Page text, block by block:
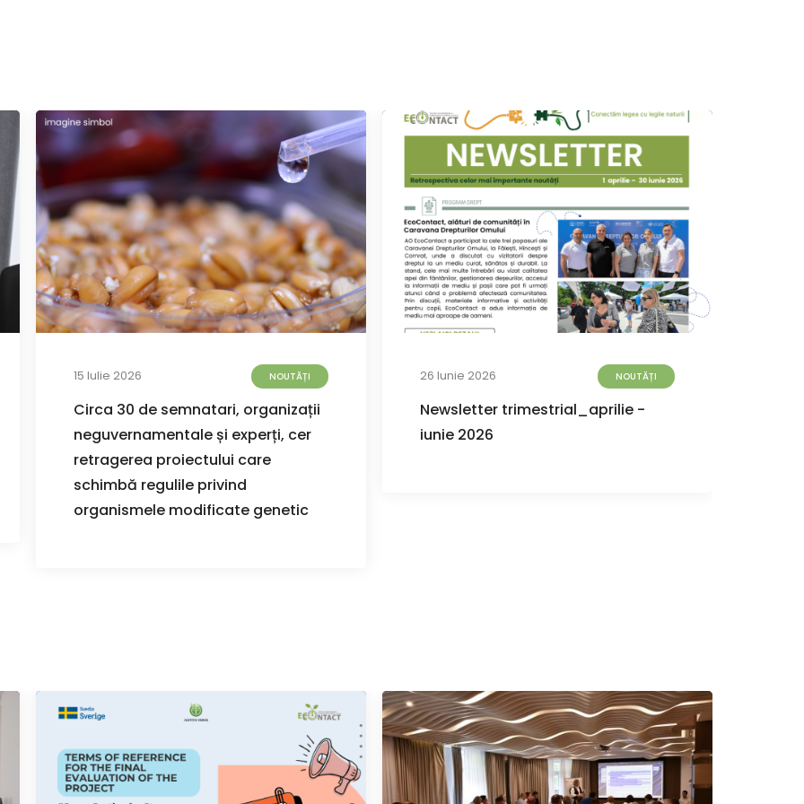
15 Iulie 2026 NOUTĂȚI
Circa 30 de semnatari, organizații
neguvernamentale și experți, cer
retragerea proiectului care
schimbă regulile privind
organismele modificate genetic
26 Iunie 2026 NOUTĂȚI
Newsletter trimestrial_aprilie -
iunie 2026